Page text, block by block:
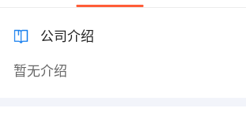
公司介绍
暂无介绍